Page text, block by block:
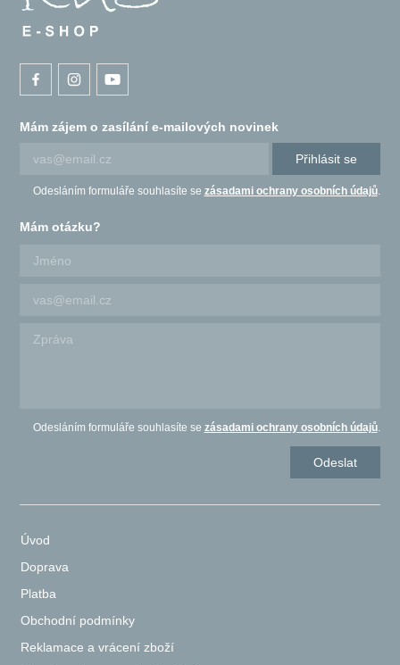
Mám zájem o zasílání e-mailových novinek
Přihlásit se
Odesláním formuláře souhlasíte se zásadami ochrany osobních údajů.
Mám otázku?
Odesláním formuláře souhlasíte se zásadami ochrany osobních údajů.
Úvod
Doprava
Platba
Obchodní podmínky
Reklamace a vrácení zboží